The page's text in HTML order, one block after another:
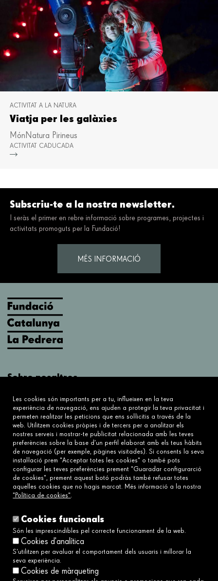
ACTIVITAT A LA NATURA
Viatja per les galàxies
MónNatura Pirineus
ACTIVITAT CADUCADA
Subscriu-te a la nostra newsletter.
I seràs el primer en rebre informació sobre programes, projectes i
activitats promoguts per la Fundació!
MÉS INFORMACIÓ
Sobre nosaltres
Sobre nosaltres
Connecta
Contacta'ns
Preguntes freqüents
Enllaços
Política de cookies
Política de privacitat
Política de xarxes socials
Canal Ètic i de Denúncies→
Accessibilitat
Les cookies són importants per a tu, influeixen en la teva
experiència de navegació, ens ajuden a protegir la teva privacitat i
permeten realitzar les peticions que ens sol·licitis a través de la
web. Utilitzem cookies pròpies i de tercers per a analitzar els
nostres serveis i mostrar-te publicitat relacionada amb les teves
preferències sobre la base d’un perfil elaborat amb els teus hàbits
de navegació (per exemple, pàgines visitades). Si consents la seva
instal·lació prem "Acceptar totes les cookies" o també pots
configurar les teves preferències prement "Guaradar configurarció
de cookies", prement aquest botó podràs també refusar totes
aquelles cookies que no hagis marcat. Més informació a la nostra
"Política de cookies".
Cookies funcionals
Són les imprescindibles pel correcte funcionament de la web.
Cookies d'analítica
S'utilitzen per avaluar el comportament dels usuaris i millorar la
seva experiència.
Cookies de màrqueting